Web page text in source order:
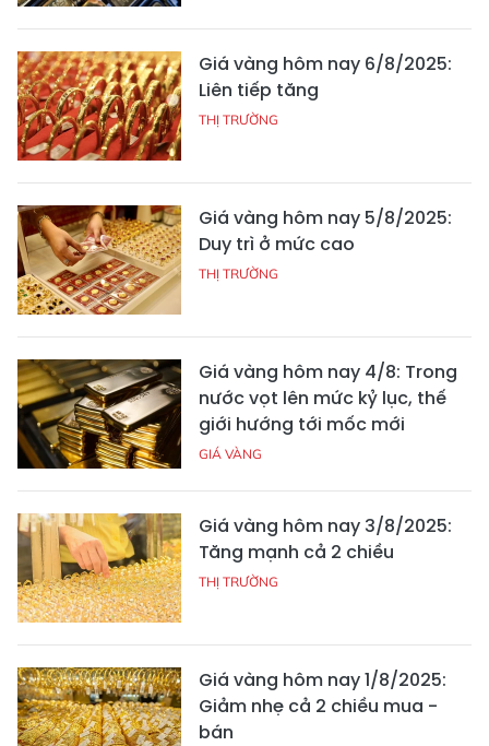
Giá vàng hôm nay 6/8/2025:
Liên tiếp tăng
THỊ TRƯỜNG
Giá vàng hôm nay 5/8/2025:
Duy trì ở mức cao
THỊ TRƯỜNG
Giá vàng hôm nay 4/8: Trong
nước vọt lên mức kỷ lục, thế
giới hướng tới mốc mới
GIÁ VÀNG
Giá vàng hôm nay 3/8/2025:
Tăng mạnh cả 2 chiều
THỊ TRƯỜNG
Giá vàng hôm nay 1/8/2025:
Giảm nhẹ cả 2 chiều mua -
bán